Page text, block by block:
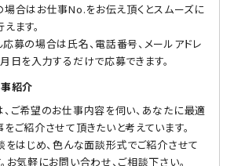
場合はお仕事No.をお伝え頂くとスムーズに
ます。
募の場合は氏名、電話番号、メールアドレ
日を入力するだけで応募できます。
紹介
、ご希望のお仕事内容を伺い、あなたに最適
ご紹介させて頂きたいと考えています。
をはじめ、色んな面談形式でご紹介させて
お気軽にお問い合わせ、ご相談下さい。